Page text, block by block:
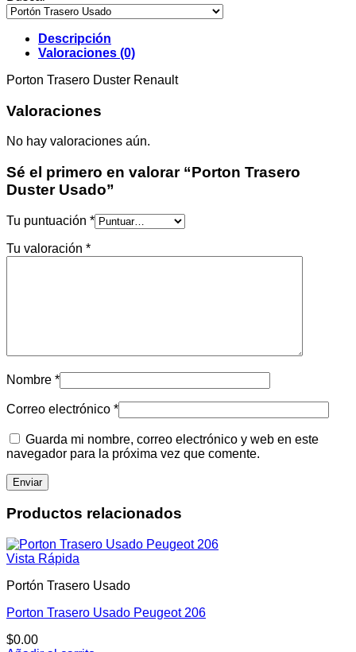
Descripción
Valoraciones (0)
Porton Trasero Duster Renault
Valoraciones
No hay valoraciones aún.
Sé el primero en valorar “Porton Trasero
Duster Usado”
Tu puntuación *
Tu valoración *
Nombre *
Correo electrónico *
Guarda mi nombre, correo electrónico y web en este
navegador para la próxima vez que comente.
Productos relacionados
Vista Rápida
Portón Trasero Usado
Porton Trasero Usado Peugeot 206
$0.00